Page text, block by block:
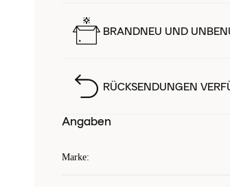
BRANDNEU UND
RÜCKSENDUNGEN
Angaben
Marke: